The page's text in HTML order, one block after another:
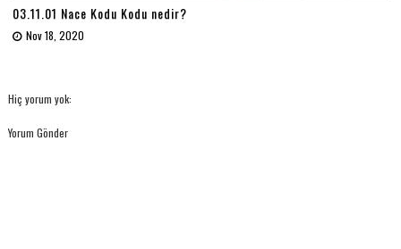
03.11.01 Nace Kodu Kodu nedir?
Nov 18, 2020
Hiç yorum yok:
Yorum Gönder